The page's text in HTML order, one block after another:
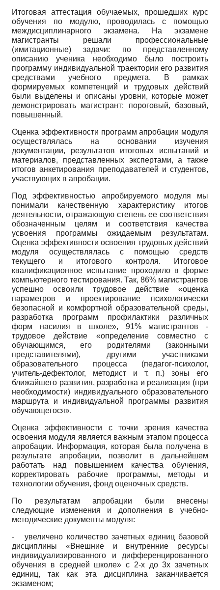
Итоговая аттестация обучаемых, прошедших курс
обучения по модулю, проводилась с помощью
междисциплинарного экзамена. На экзамене
магистранты решали профессиональные
(имитационные) задачи: по представленному
описанию ученика необходимо было построить
программу индивидуальной траектории его развития
средствами учебного предмета. В рамках
формируемых компетенций и трудовых действий
были выделены и описаны уровни, которые может
демонстрировать магистрант: пороговый, базовый,
повышенный.
Оценка эффективности программ апробации модуля
осуществлялась на основании изучения
документации, результатов итоговых испытаний и
материалов, представленных экспертами, а также
итогов анкетирования преподавателей и студентов,
участвующих в апробации.
Под эффективностью апробируемого модуля мы
понимали качественную характеристику итогов
деятельности, отражающую степень ее соответствия
обозначенным целям и соответствия качества
усвоения программы ожидаемым результатам.
Оценка эффективности освоения трудовых действий
модуля осуществлялась с помощью средств
текущего и итогового контроля. Итоговое
квалификационное испытание проходило в форме
компьютерного тестирования. Так, 86% магистрантов
успешно освоили трудовое действие «оценка
параметров и проектирование психологически
безопасной и комфортной образовательной среды,
разработка программ профилактики различных
форм насилия в школе», 91% магистрантов -
трудовое действие «определение совместно с
обучающимся, его родителями (законными
представителями), другими участниками
образовательного процесса (педагог-психолог,
учитель-дефектолог, методист и т. п.) зоны его
ближайшего развития, разработка и реализация (при
необходимости) индивидуального образовательного
маршрута и индивидуальной программы развития
обучающегося».
Оценка эффективности с точки зрения качества
освоения модуля является важным этапом процесса
апробации. Информация, которая была получена в
результате апробации, позволит в дальнейшем
работать над повышением качества обучения,
корректировать рабочие программы, методы и
технологии обучения, фонд оценочных средств.
По результатам апробации были внесены
следующие изменения и дополнения в учебно­
методические документы модуля:
-увеличено количество зачетных единиц базовой
дисциплины «Внешние и внутренние ресурсы
индивидуализированного и дифференцированного
обучения в средней школе» с 2-х до 3­х зачетных
единиц, так как эта дисциплина заканчивается
экзаменом;